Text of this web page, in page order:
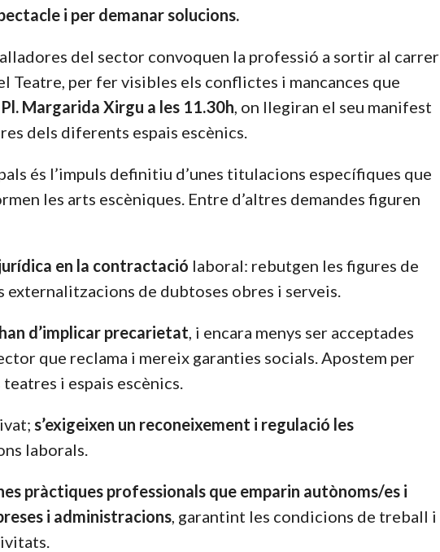
i per demanar solucions.
del sector convoquen la professió a sortir al carrer
Teatre, per fer visibles els conflictes i mancances que
Pl. Margarida Xirgu a les 11.30h, on llegiran el seu manifest
dels diferents espais escènics.
és l’impuls definitiu d’unes titulacions específiques que
les arts escèniques. Entre d’altres demandes figuren
en la contractació laboral: rebutgen les figures de
externalitzacions de dubtoses obres i serveis.
d’implicar precarietat, i encara menys ser acceptades
que reclama i mereix garanties socials. Apostem per
i espais escènics.
s’exigeixen un reconeixement i regulació les
laborals.
pràctiques professionals que emparin autònoms/es i
i administracions, garantint les condicions de treball i